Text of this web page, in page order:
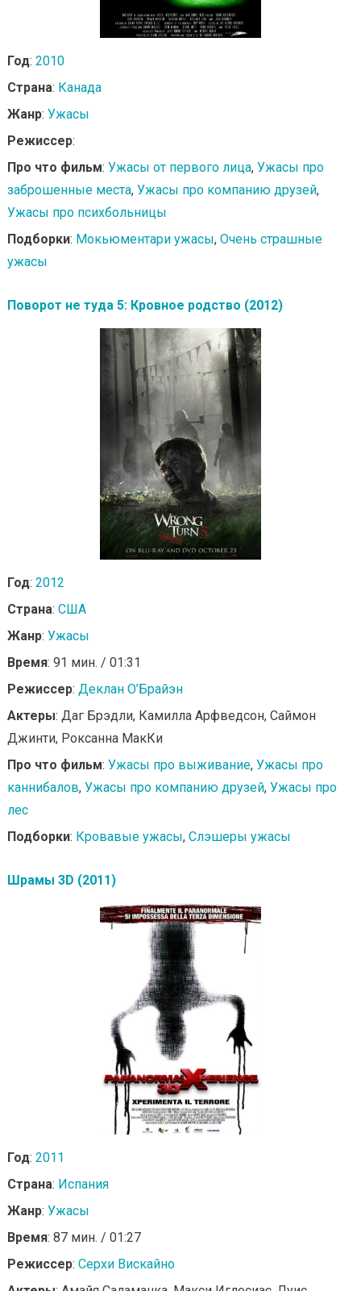
Год: 2010
Страна: Канада
Жанр: Ужасы
Режиссер:
Про что фильм: Ужасы от первого лица, Ужасы про
заброшенные места, Ужасы про компанию друзей,
Ужасы про психбольницы
Подборки: Мокьюментари ужасы, Очень страшные
ужасы
Поворот не туда 5: Кровное родство (2012)
Год: 2012
Страна: США
Жанр: Ужасы
Время: 91 мин. / 01:31
Режиссер: Деклан О’Брайэн
Актеры: Даг Брэдли, Камилла Арфведсон, Саймон
Джинти, Роксанна МакКи
Про что фильм: Ужасы про выживание, Ужасы про
каннибалов, Ужасы про компанию друзей, Ужасы про
лес
Подборки: Кровавые ужасы, Слэшеры ужасы
Шрамы 3D (2011)
Год: 2011
Страна: Испания
Жанр: Ужасы
Время: 87 мин. / 01:27
Режиссер: Серхи Вискайно